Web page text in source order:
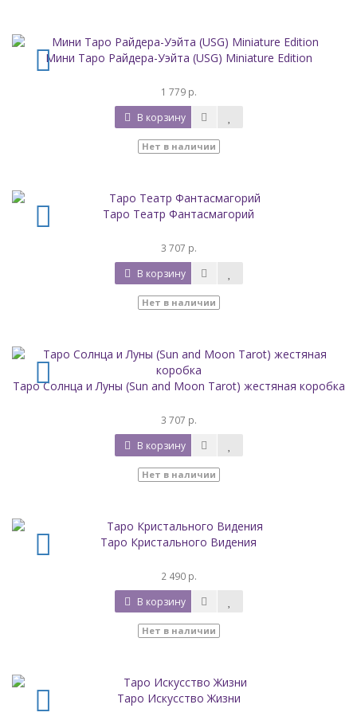
Мини Таро Райдера-Уэйта (USG) Miniature Edition
1 779 р.
В корзину
Нет в наличии
Таро Театр Фантасмагорий
3 707 р.
В корзину
Нет в наличии
Таро Солнца и Луны (Sun and Moon Tarot) жестяная коробка
3 707 р.
В корзину
Нет в наличии
Таро Кристального Видения
2 490 р.
В корзину
Нет в наличии
Таро Искусство Жизни